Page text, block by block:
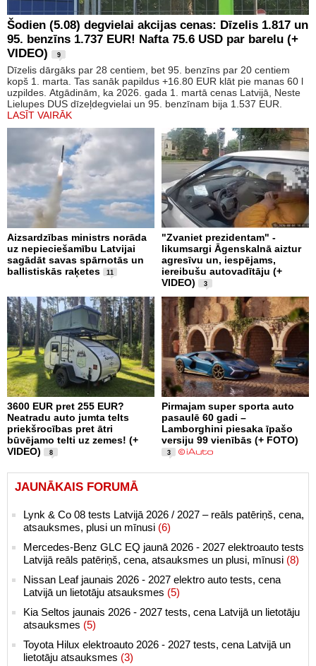
Šodien (5.08) degvielai akcijas cenas: Dīzelis 1.817 un
95. benzīns 1.737 EUR! Nafta 75.6 USD par barelu (+
VIDEO)
9
Dīzelis dārgāks par 28 centiem, bet 95. benzīns par 20 centiem
kopš 1. marta. Tas sanāk papildus +16.80 EUR klāt pie manas 60 l
uzpildes. Atgādinām, ka 2026. gada 1. martā cenas Latvijā, Neste
Lielupes DUS dīzeļdegvielai un 95. benzīnam bija 1.537 EUR.
LASĪT VAIRĀK
Aizsardzības ministrs norāda
uz nepieciešamību Latvijai
sagādāt savas spārnotās un
ballistiskās raķetes
11
"Zvaniet prezidentam" -
likumsargi Āgenskalnā aiztur
agresīvu un, iespējams,
iereibušu autovadītāju (+
VIDEO)
3
3600 EUR pret 255 EUR?
Neatradu auto jumta telts
priekšrocības pret ātri
būvējamo telti uz zemes! (+
VIDEO)
8
Pirmajam super sporta auto
pasaulē 60 gadi –
Lamborghini piesaka īpašo
versiju 99 vienībās (+ FOTO)
3
JAUNĀKAIS FORUMĀ
Lynk & Co 08 tests Latvijā 2026 / 2027 – reāls patēriņš, cena,
atsauksmes, plusi un mīnusi (6)
Mercedes-Benz GLC EQ jaunā 2026 - 2027 elektroauto tests
Latvijā reāls patēriņš, cena, atsauksmes un plusi, mīnusi (8)
Nissan Leaf jaunais 2026 - 2027 elektro auto tests, cena
Latvijā un lietotāju atsauksmes (5)
Kia Seltos jaunais 2026 - 2027 tests, cena Latvijā un lietotāju
atsauksmes (5)
Toyota Hilux elektroauto 2026 - 2027 tests, cena Latvijā un
lietotāju atsauksmes (3)